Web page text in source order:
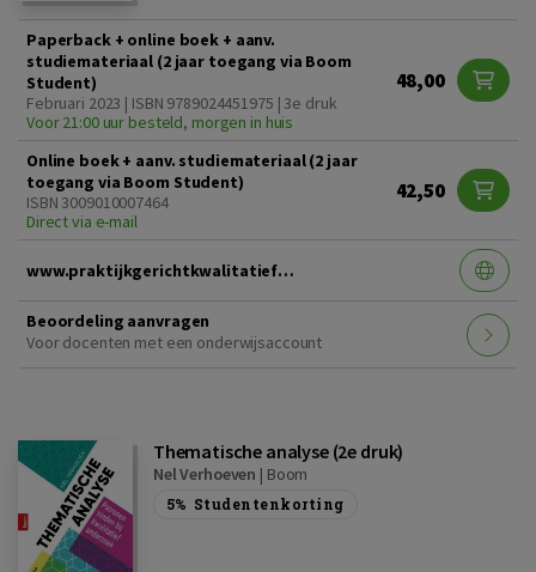
Paperback + online boek + aanv.
studiemateriaal (2 jaar toegang via Boom
Student)
Februari 2023 | ISBN 9789024451975 | 3e druk
Voor 21:00 uur besteld, morgen in huis
48,00
Online boek + aanv. studiemateriaal (2 jaar
toegang via Boom Student)
ISBN 3009010007464
Direct via e-mail
42,50
www.praktijkgerichtkwalitatiefonderzoek3edruk.nl
Beoordeling aanvragen
Voor docenten met een onderwijsaccount
Thematische analyse (2e druk)
Nel Verhoeven | Boom
5% Studentenkorting